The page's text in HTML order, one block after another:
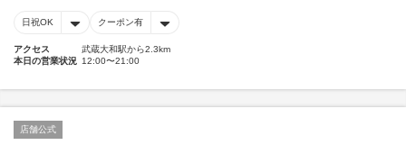
日祝OK クーポン有
アクセス
武蔵大和駅から2.3km
本日の営業状況 12:00〜21:00
店舗公式